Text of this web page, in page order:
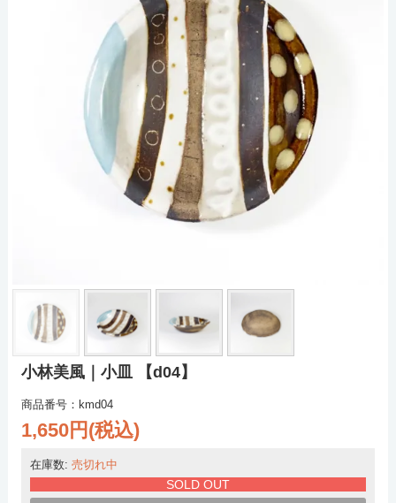
小林美風｜小皿 【d04】
商品番号：kmd04
1,650円(税込)
在庫数: 売切れ中
SOLD OUT